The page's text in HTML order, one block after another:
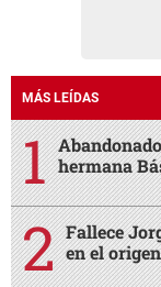
MÁS LEÍDAS
hermana
Fallece
en el